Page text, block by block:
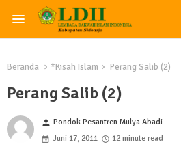
Beranda *Kisah Islam Perang Salib (2)
Perang Salib (2)
person Pondok Pesantren Mulya Abadi
Juni 17, 2011
12 minute read